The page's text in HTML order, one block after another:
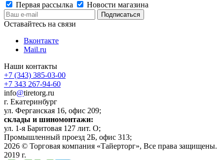
Первая рассылка
Новости магазина
Оставайтесь на связи
Вконтакте
Mail.ru
Наши контакты
+7 (343) 385-03-00
+7 343 267-94-60
info@tiretorg.ru
г. Екатеринбург
ул. Ферганская 16, офис 209;
склады и шиномонтажи:
ул. 1-я Баритовая 127 лит. О;
Промышленный проезд 2Б, офис 313;
2026 © Торговая компания «Тайерторг», Все права защищены.
2019 г.